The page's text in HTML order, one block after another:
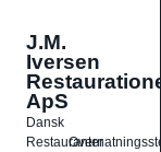
J.M.
Iversen
ApS
Dansk
Restauranter